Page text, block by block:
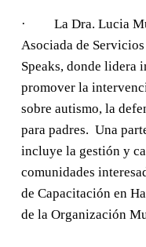
· La Dra. Lucia
Asociada de
Speaks, donde lidera
promover la
sobre autismo, la
para padres. Una
incluye la gestión y
comunidades
de Capacitación en
de la Organización